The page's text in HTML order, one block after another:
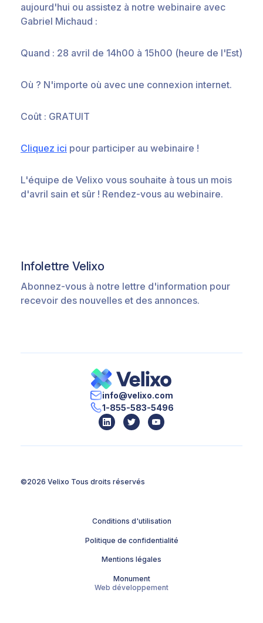
aujourd'hui ou assistez à notre webinaire avec
Gabriel Michaud :
Quand : 28 avril de 14h00 à 15h00 (heure de l'Est)
Où ? N'importe où avec une connexion internet.
Coût : GRATUIT
Cliquez ici pour participer au webinaire !
L'équipe de Velixo vous souhaite à tous un mois
d'avril sain et sûr ! Rendez-vous au webinaire.
Infolettre Velixo
Abonnez-vous à notre lettre d'information pour
recevoir des nouvelles et des annonces.
info@velixo.com
1-855-583-5496
©2026 Velixo Tous droits réservés
Conditions d'utilisation
Politique de confidentialité
Mentions légales
Monument
Web développement